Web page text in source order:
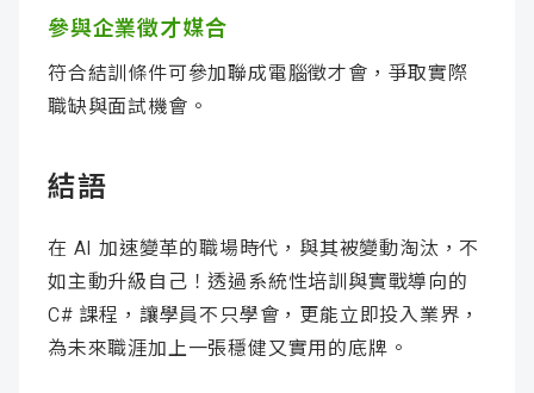
參與企業徵才媒合
符合結訓條件可參加聯成電腦徵才會，爭取實際
職缺與面試機會。
結語
在 AI 加速變革的職場時代，與其被變動淘汰，不
如主動升級自己！透過系統性培訓與實戰導向的
C# 課程，讓學員不只學會，更能立即投入業界，
為未來職涯加上一張穩健又實用的底牌。